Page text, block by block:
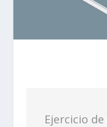
Ejercicio de